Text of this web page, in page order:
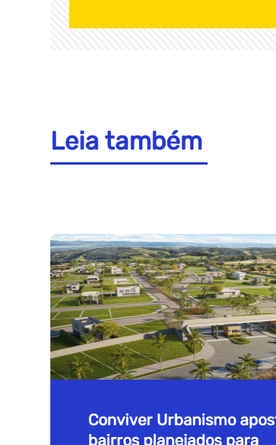
Leia também
Conviver Urbanismo
bairros planejados para